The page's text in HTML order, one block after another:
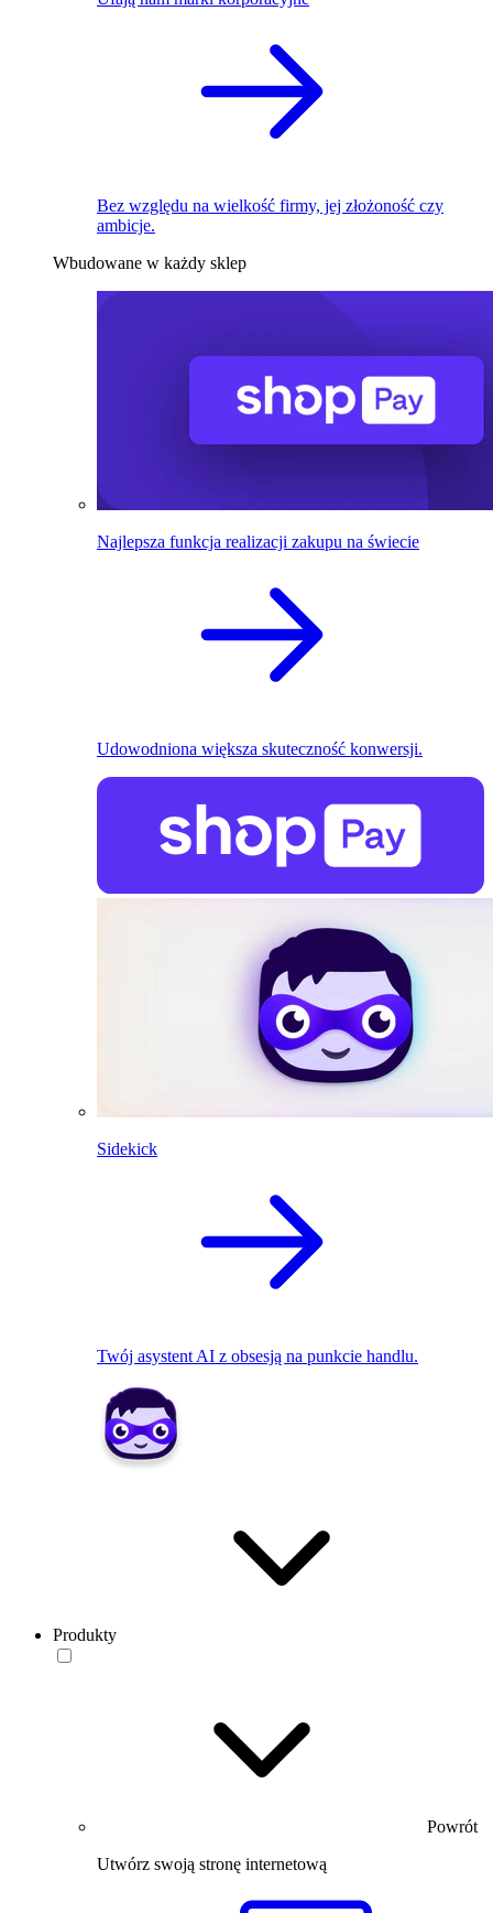
Bez względu na wielkość firmy, jej złożoność czy
ambicje.
Wbudowane w każdy sklep
Najlepsza funkcja realizacji zakupu na świecie
Udowodniona większa skuteczność konwersji.
Sidekick
Twój asystent AI z obsesją na punkcie handlu.
Produkty
Powrót
Utwórz swoją stronę internetową